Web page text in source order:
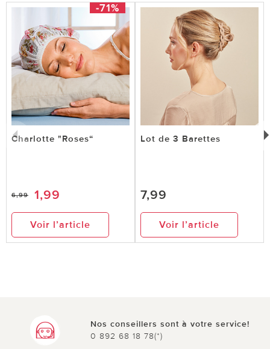
-71%
Charlotte "Roses“
6,99 1,99
Voir l’article
Lot de 3 Barettes
7,99
Voir l’article
Nos conseillers sont à votre service!
0 892 68 18 78(*)